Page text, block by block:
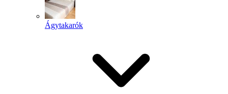
Ágytakarók